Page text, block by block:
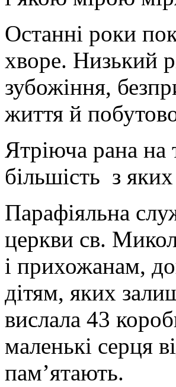
Останні роки
хворе. Низький
зубожіння,
життя й
Ятріюча рана на
більшість з
Парафіяльна
церкви св.
і прихожанам,
дітям, яких
вислала 43
маленькі серця
пам’ятають.